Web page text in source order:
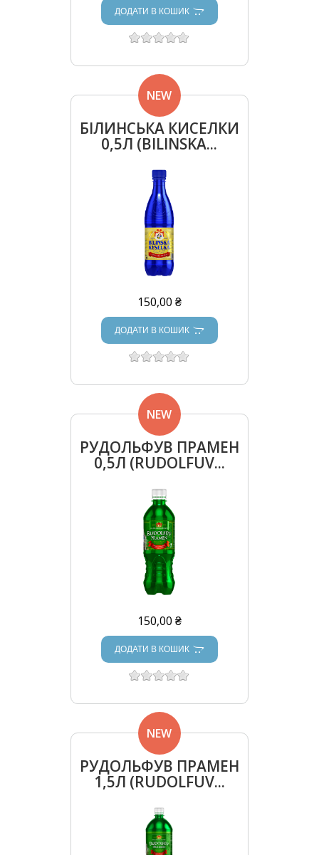
ДОДАТИ В КОШИК
БІЛИНСЬКА КИСЕЛКИ
0,5Л (BILINSKA...
NEW
150,00 ₴
ДОДАТИ В КОШИК
РУДОЛЬФУВ ПРАМЕН
0,5Л (RUDOLFUV...
NEW
150,00 ₴
ДОДАТИ В КОШИК
РУДОЛЬФУВ ПРАМЕН
1,5Л (RUDOLFUV...
NEW